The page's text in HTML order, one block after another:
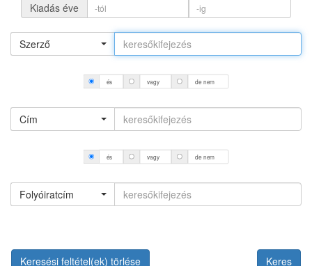
Kiadás éve
Szerző
és vagy de nem
Cím
és vagy de nem
Folyóiratcím
Keresési feltétel(ek) törlése